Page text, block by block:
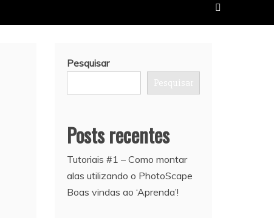
Pesquisar
Pesquisar
Posts recentes
Tutoriais #1 – Como montar
alas utilizando o PhotoScape
Boas vindas ao ‘Aprenda’!